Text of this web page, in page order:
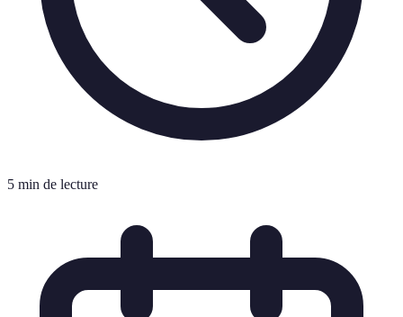
5 min de lecture